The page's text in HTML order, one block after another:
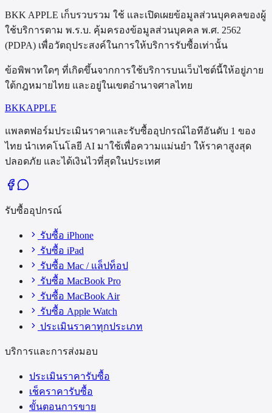
BKK APPLE เก็บรวบรวม ใช้ และเปิดเผยข้อมูลส่วนบุคคลของผู้
ใช้บริการตาม พ.ร.บ. คุ้มครองข้อมูลส่วนบุคคล พ.ศ. 2562
(PDPA) เพื่อวัตถุประสงค์ในการให้บริการรับซื้อเท่านั้น
ข้อพิพาทใดๆ ที่เกิดขึ้นจากการใช้บริการบนเว็บไซต์นี้ให้อยู่ภาย
ใต้กฎหมายไทย และอยู่ในเขตอำนาจศาลไทย
BKKAPPLE
แพลตฟอร์มประเมินราคาและรับซื้ออุปกรณ์ไอทีอันดับ 1 ของ
ไทย นำเทคโนโลยี AI มาใช้เพื่อความแม่นยำ ให้ราคาสูงสุด
ปลอดภัย และได้เงินไวที่สุดในประเทศ
รับซื้ออุปกรณ์
รับซื้อ iPhone
รับซื้อ iPad
รับซื้อ Mac / แล็ปท็อป
รับซื้อ MacBook Pro
รับซื้อ MacBook Air
รับซื้อ Apple Watch
ประเมินราคาทุกประเภท
บริการและการส่งมอบ
ประเมินราคารับซื้อ
เช็คราคารับซื้อ
ขั้นตอนการขาย